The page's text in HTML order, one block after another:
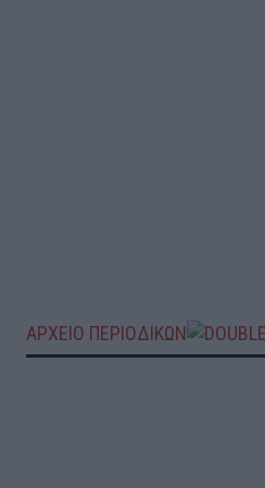
ΑΡΧΕΙΟ ΠΕΡΙΟΔΙΚΩΝ